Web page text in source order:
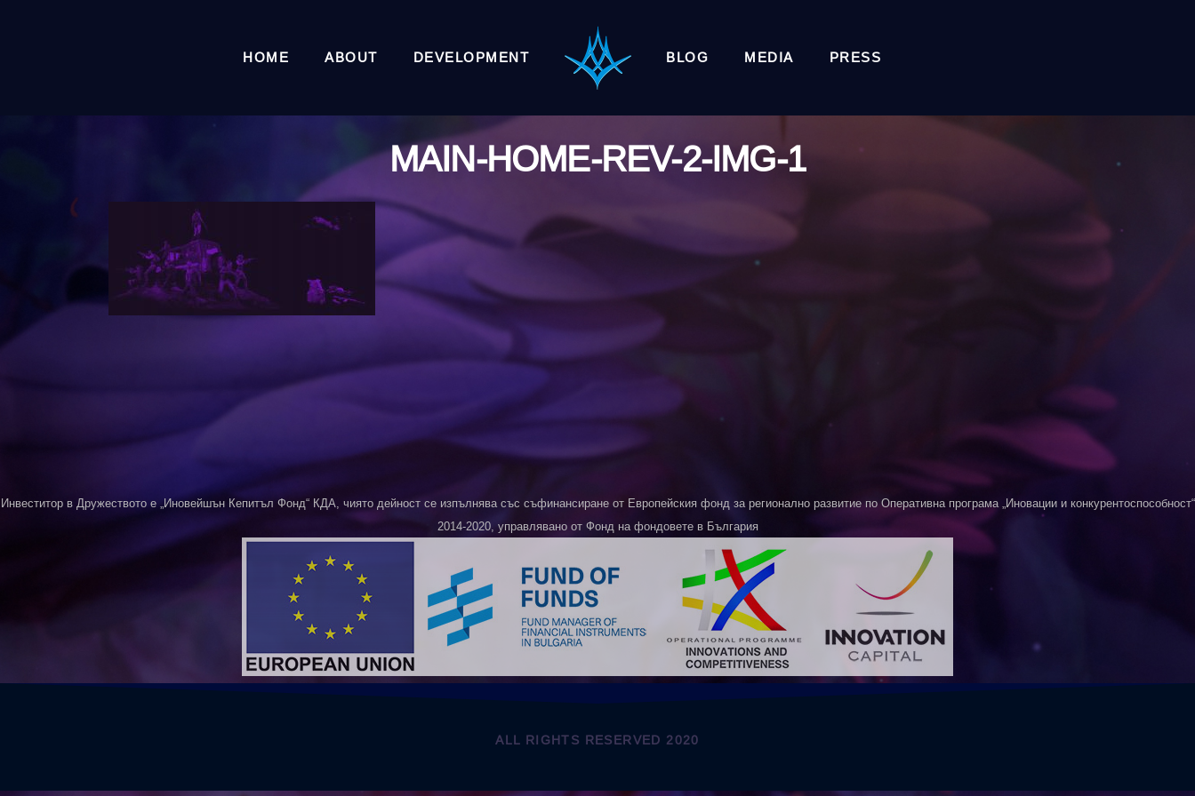
HOME ABOUT DEVELOPMENT BLOG MEDIA PRESS
MAIN-HOME-REV-2-IMG-1
Инвеститор в Дружеството е „Иновейшън Кепитъл Фонд“ КДА, чиято дейност се изпълнява със съфинансиране от Европейския фонд за регионално развитие по Оперативна програма „Иновации и конкурентоспособност“
2014-2020, управлявано от Фонд на фондовете в България
ALL RIGHTS RESERVED 2020